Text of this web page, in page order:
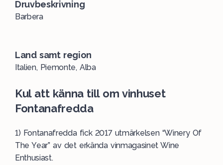
Druvbeskrivning
Barbera
Land samt region
Italien, Piemonte, Alba
Kul att känna till om vinhuset
Fontanafredda
1) Fontanafredda fick 2017 utmärkelsen “Winery Of
The Year” av det erkända vinmagasinet Wine
Enthusiast.